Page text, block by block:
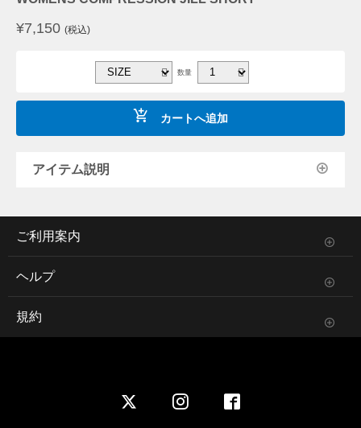
¥7,150 (税込)
数量
カートへ追加
アイテム説明
ご利用案内
ヘルプ
規約